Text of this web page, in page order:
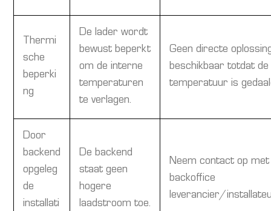
Thermi
sche
beperki
ng
De lader wordt
bewust beperkt
om de interne
temperaturen
te verlagen.
Geen directe
beschikbaar totdat
temperatuur is
Door
backend
opgeleg
de
installati
De backend
staat geen
hogere
laadstroom toe.
Neem contact op met
backoffice
leverancier/